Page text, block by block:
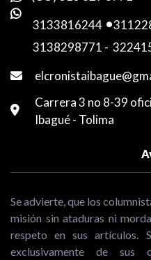
3133816244 -
3138298771 -
Carrera 3 no 8-39
Ibagué - Tolima
Se advierte, que los
misión sin ataduras ni
respeto en sus artículos.
exclusivamente de sus